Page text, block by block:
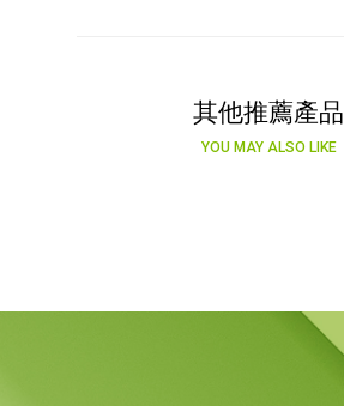
其他推薦產品
YOU MAY ALSO LIKE